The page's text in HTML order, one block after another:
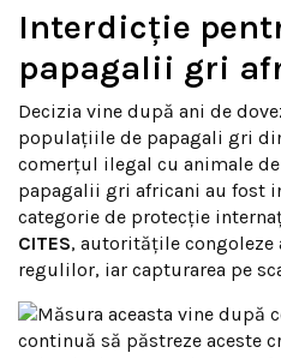
Interdicție
papagalii gri
Decizia vine după ani de
populațiile de papagali gri
comerțul ilegal cu animale
papagalii gri africani au fost
categorie de protecție
CITES, autoritățile congoleze
regulilor, iar capturarea pe